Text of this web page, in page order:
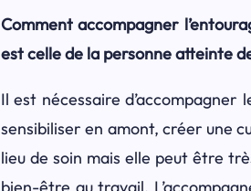
Comment accompagner
est celle de la personne atteinte
Il est nécessaire
sensibiliser en amont, créer une
lieu de soin mais elle peut être